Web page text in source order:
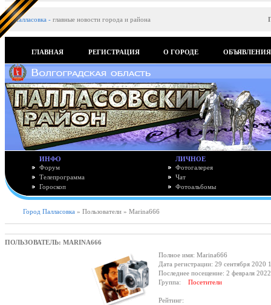
Палласовка - главные новости города и района
ГЛАВНАЯ РЕГИСТРАЦИЯ О ГОРОДЕ ОБЪЯВЛЕНИЯ
ИНФО
Форум
Телепрограмма
Гороскоп
ЛИЧНОЕ
Фотогалерея
Чат
Фотоальбомы
Город Палласовка » Пользователи » Marina666
ПОЛЬЗОВАТЕЛЬ: MARINA666
Полное имя: Marina666
Дата регистрации: 29 сентября 2020
Последнее посещение: 2 февраля
Группа:Посетители
Рейтинг: